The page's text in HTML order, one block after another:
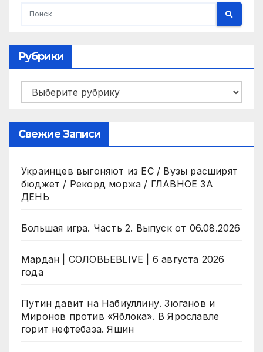
Рубрики
Рубрики
Свежие Записи
Украинцев выгоняют из ЕС / Вузы расширят
бюджет / Рекорд моржа / ГЛАВНОЕ ЗА
ДЕНЬ
Большая игра. Часть 2. Выпуск от 06.08.2026
Мардан | СОЛОВЬЁВLIVE | 6 августа 2026
года
Путин давит на Набиуллину. Зюганов и
Миронов против «Яблока». В Ярославле
горит нефтебаза. Яшин